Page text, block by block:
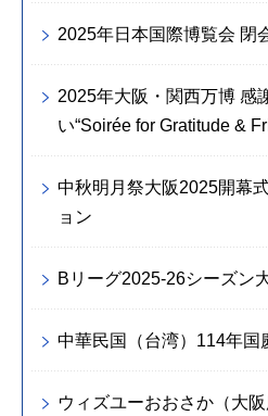
2025年日本国際博覧会 閉
2025年大阪・関西万博 感
い“Soirée for Gratitude &
中秋明月祭大阪2025開幕
ョン
Bリーグ2025-26シーズン
中華民国（台湾）114年国
ウィズユーおおさか（大